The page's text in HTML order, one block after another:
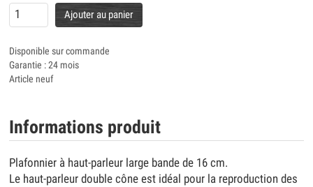
Ajouter au panier
Disponible sur commande
Garantie : 24 mois
Article neuf
Informations produit
Plafonnier à haut-parleur large bande de 16 cm.
Le haut-parleur double cône est idéal pour la reproduction des